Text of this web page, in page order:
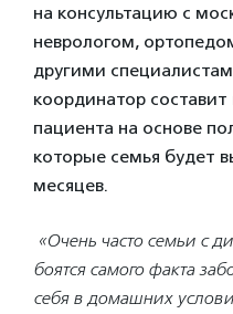
на консультацию с
неврологом,
другими
координатор
пациента на основе
которые семья будет
месяцев.
«Очень часто семьи с
боятся самого факта
себя в домашних